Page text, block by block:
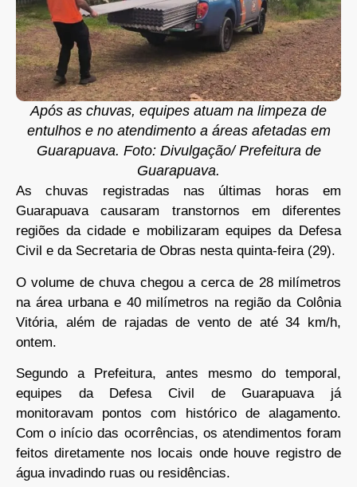
Após as chuvas, equipes atuam na limpeza de
entulhos e no atendimento a áreas afetadas em
Guarapuava. Foto: Divulgação/ Prefeitura de
Guarapuava.
As chuvas registradas nas últimas horas em
Guarapuava causaram transtornos em diferentes
regiões da cidade e mobilizaram equipes da Defesa
Civil e da Secretaria de Obras nesta quinta-feira (29).
O volume de chuva chegou a cerca de 28 milímetros
na área urbana e 40 milímetros na região da Colônia
Vitória, além de rajadas de vento de até 34 km/h,
ontem.
Segundo a Prefeitura, antes mesmo do temporal,
equipes da Defesa Civil de Guarapuava já
monitoravam pontos com histórico de alagamento.
Com o início das ocorrências, os atendimentos foram
feitos diretamente nos locais onde houve registro de
água invadindo ruas ou residências.